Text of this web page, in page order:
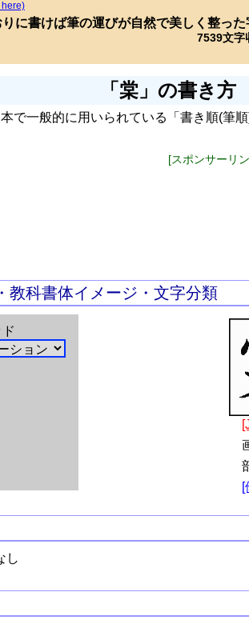
に書けば筆の運びが自然で美しく整った
7539文字
「棠」の書き方
本で一般的に用いられている「書き順(筆
[スポンサーリ
教科書体イメージ・文字分類
[
し